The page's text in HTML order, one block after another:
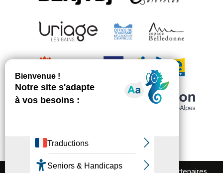
Recrutement Marchés publics Partenaires